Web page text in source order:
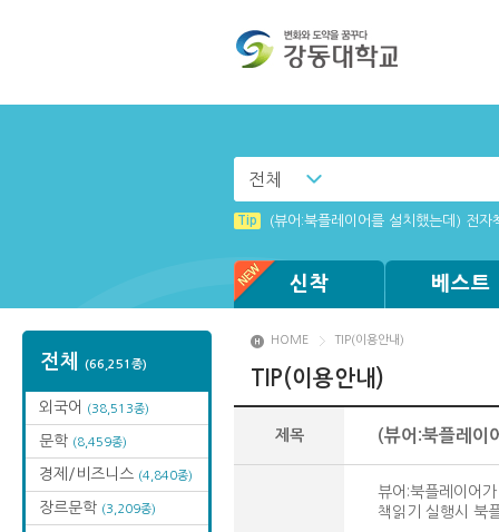
전체
Tip (뷰어:북플레이어를 설치했는데) 전자
신착 베스트
전체 (66,251종)
외국어 (38,513종)
문학 (8,459종)
경제/비즈니스 (4,840종)
장르문학 (3,209종)
HOME TIP(이용안내)
TIP(이용안내)
제목 (뷰어:북플레이
뷰어:북플레이어
책읽기 실행시 북